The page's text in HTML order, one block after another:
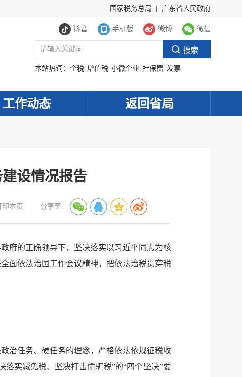
国家税务总局 广东省人民政府
抖音 手机版 微博 微信
本站热词： 个税 增值税 小微企业 社保费 发票
工作动态 返回省局
设情况报告
印本页 分享至：
府的正确领导下，坚决落实以习近平同志为核
面依法治国工作会议精神，把依法治税贯穿税
治任务、硬任务的理念，严格依法依规征税收
实减免税、坚决打击偷骗税”的“四个坚决”要